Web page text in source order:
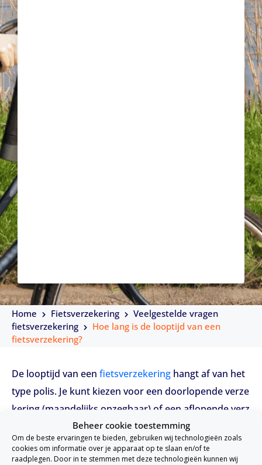
Beheer cookie toestemming
Om de beste ervaringen te bieden, gebruiken wij technologieën zoals
cookies om informatie over je apparaat op te slaan en/of te
raadplegen. Door in te stemmen met deze technologieën kunnen wij
Home Fietsverzekering
Veelgestelde vragen
fietsverzekering
Hoe lang is de looptijd van een
fietsverzekering?
De looptijd van een fietsverzekering hangt af van het
type polis. Je kunt kiezen voor een doorlopende verze
kering (maandelijks opzegbaar) of een aflopende verz
ekering met een vaste looptijd van bijvoorbeeld 1, 3 o
f 5 jaar.